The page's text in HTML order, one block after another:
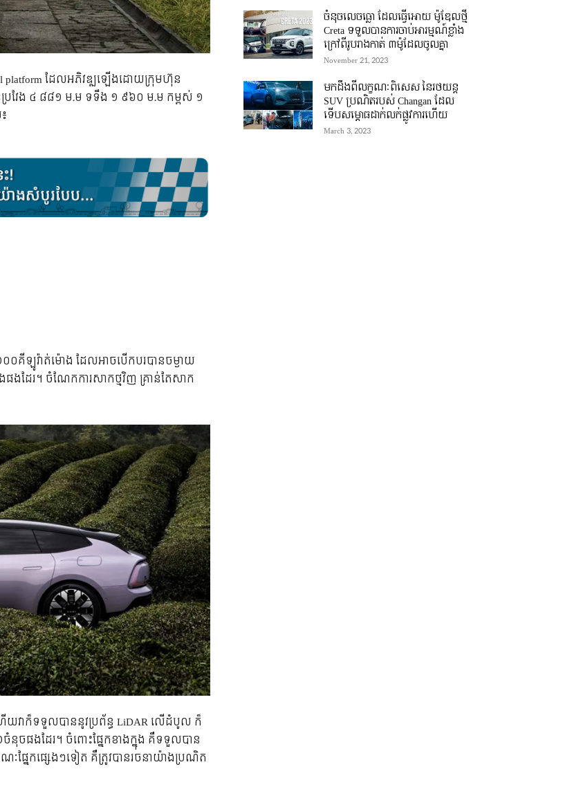
platform ដែលអភិវឌ្ឍឡើងដោយក្រុមហ៊ុន
ប្រវែង ៤ ៨៨១ ម.ម ទទឹង ១ ៩៦០ ម.ម កម្ពស់ ១
គីឡូវ៉ាត់ម៉ោង ដែលអាចបើកបរបានចម្ងាយ
ែរ។ ចំណែកការសាកថ្មវិញ គ្រាន់តែសាក
ើយវាក៏ទទួលបាននូវប្រព័ន្ធ LiDAR លើដំបូល ក៏
ចំនុចផងដែរ។ ចំពោះផ្នែកខាងក្នុង គឺទទួលបាន
ៈផ្នែកផ្សេងៗទៀត គឺត្រូវបានរចនាយ៉ាងប្រណិត
ចំនុចលេចធ្លោ ដែលធ្វើអោយ ម៉ូឌែលថ្មី
Creta ទទួលបានការចាប់អារម្មណ៍ខ្លាំង
ក្រៅពីរូបរាងកាត់ ៣ម៉ូដែលចូលគ្នា
November 21, 2023
មកដឹងពីលក្ខណៈពិសេស នៃរថយន្ត
SUV ប្រណិតរបស់ Changan ដែល
ទើបសម្ភោធដាក់លក់ផ្លូវការហើយ
March 3, 2023